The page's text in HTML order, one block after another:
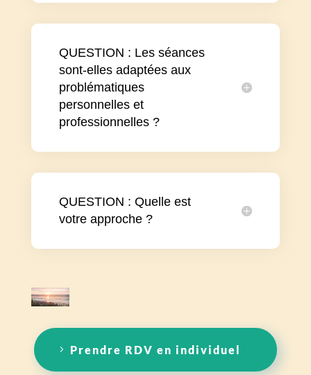
QUESTION : Les séances
sont-elles adaptées aux
problématiques
personnelles et
professionnelles ?
QUESTION : Quelle est
votre approche ?
Prendre RDV en individuel